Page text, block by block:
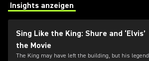
Insights anzeigen
(Opens in a new tab)
Sing Like the King: Shure and ‘Elvis’
the Movie
The King may have left the building, but his legend